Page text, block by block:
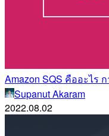
Amazon SQS คืออะไร
Supanut Akaram
2022.08.02